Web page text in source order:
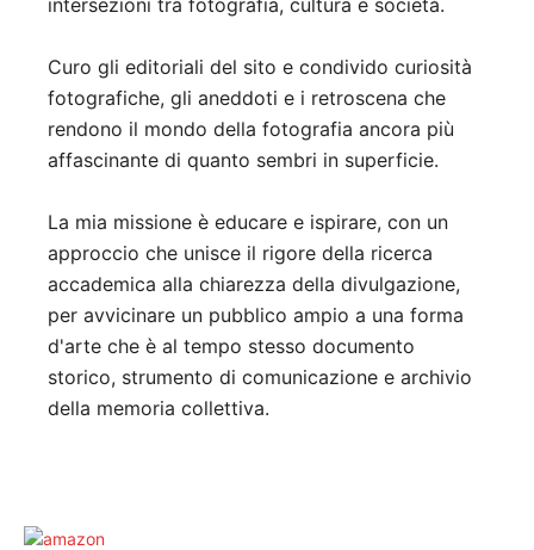
intersezioni tra fotografia, cultura e società.
Curo gli editoriali del sito e condivido curiosità
fotografiche, gli aneddoti e i retroscena che
rendono il mondo della fotografia ancora più
affascinante di quanto sembri in superficie.
La mia missione è educare e ispirare, con un
approccio che unisce il rigore della ricerca
accademica alla chiarezza della divulgazione,
per avvicinare un pubblico ampio a una forma
d'arte che è al tempo stesso documento
storico, strumento di comunicazione e archivio
della memoria collettiva.